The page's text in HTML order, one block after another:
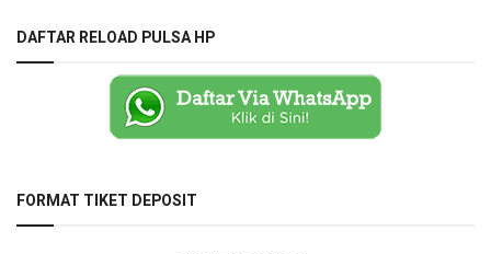
DAFTAR RELOAD PULSA HP
FORMAT TIKET DEPOSIT